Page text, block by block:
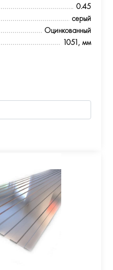
0.45
серый
Оцинкованный
1051, мм